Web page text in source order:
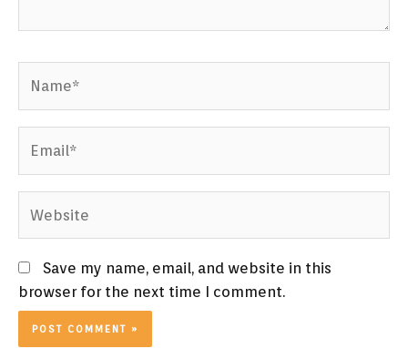
Save my name, email, and website in this
browser for the next time I comment.